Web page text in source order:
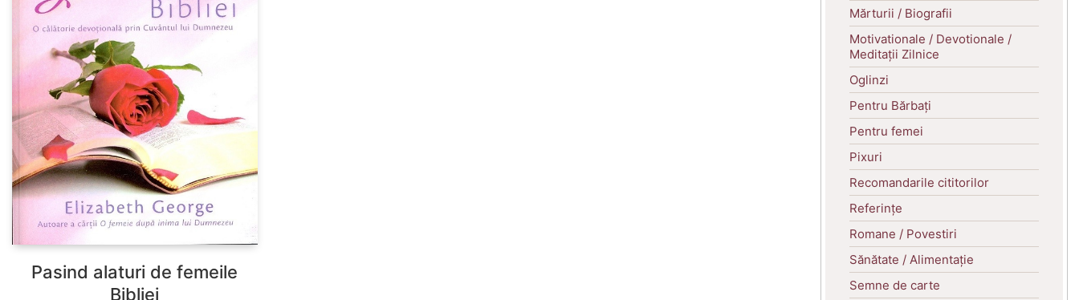
Pasind alaturi de femeile
Bibliei
Mărturii / Biografii
Motivationale / Devotionale /
Meditații Zilnice
Oglinzi
Pentru Bărbați
Pentru femei
Pixuri
Recomandarile cititorilor
Referințe
Romane / Povestiri
Sănătate / Alimentație
Semne de carte